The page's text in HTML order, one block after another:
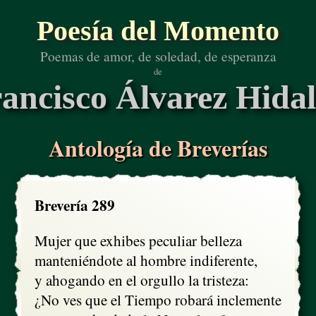
Poesía del Momento
Poemas de amor, de soledad, de esperanza
de
Álvarez
Antología de Breverías
Brevería 289
Mujer que exhibes peculiar belleza
manteniéndote al hombre indiferente,
y ahogando en el orgullo la tristeza:
¿No ves que el Tiempo robará inclemente